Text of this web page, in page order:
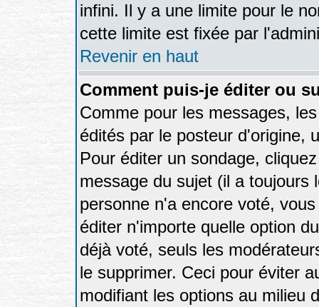
infini. Il y a une limite pour le
cette limite est fixée par
Revenir en haut
Comment puis-je éditer ou
Comme pour les messages,
édités par le posteur d'origine,
Pour éditer un sondage,
message du sujet (il a toujours
personne n'a encore voté,
éditer n'importe quelle option
déjà voté, seuls les
le supprimer. Ceci pour éviter
modifiant les options au milieu